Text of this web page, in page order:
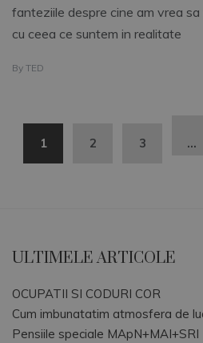
fanteziile despre cine am vrea sa
cu ceea ce suntem in realitate
By TED
1 2 3 …
ULTIMELE ARTICOLE
OCUPATII SI CODURI COR
Cum imbunatatim atmosfera de
Pensiile speciale MApN+MAI+SRI